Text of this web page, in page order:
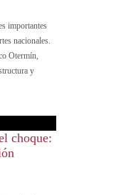
importantes
nacionales.
Otermín,
y
choque: